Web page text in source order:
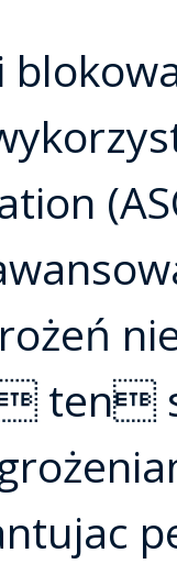
ten